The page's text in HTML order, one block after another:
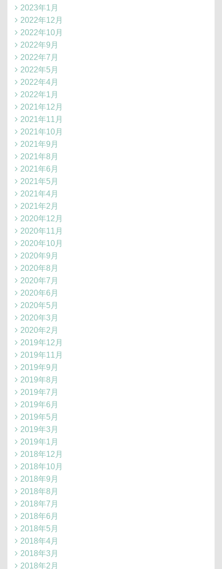
2023年1月
2022年12月
2022年10月
2022年9月
2022年7月
2022年5月
2022年4月
2022年1月
2021年12月
2021年11月
2021年10月
2021年9月
2021年8月
2021年6月
2021年5月
2021年4月
2021年2月
2020年12月
2020年11月
2020年10月
2020年9月
2020年8月
2020年7月
2020年6月
2020年5月
2020年3月
2020年2月
2019年12月
2019年11月
2019年9月
2019年8月
2019年7月
2019年6月
2019年5月
2019年3月
2019年1月
2018年12月
2018年10月
2018年9月
2018年8月
2018年7月
2018年6月
2018年5月
2018年4月
2018年3月
2018年2月